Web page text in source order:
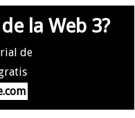
la Web 3?
de